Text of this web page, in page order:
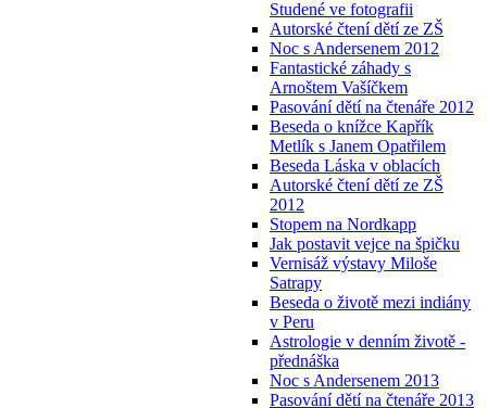
Studené ve fotografii
Autorské čtení dětí ze ZŠ
Noc s Andersenem 2012
Fantastické záhady s
Arnoštem Vašíčkem
Pasování dětí na čtenáře 2012
Beseda o knížce Kapřík
Metlík s Janem Opatřilem
Beseda Láska v oblacích
Autorské čtení dětí ze ZŠ
2012
Stopem na Nordkapp
Jak postavit vejce na špičku
Vernisáž výstavy Miloše
Satrapy
Beseda o životě mezi indiány
v Peru
Astrologie v denním životě -
přednáška
Noc s Andersenem 2013
Pasování dětí na čtenáře 2013